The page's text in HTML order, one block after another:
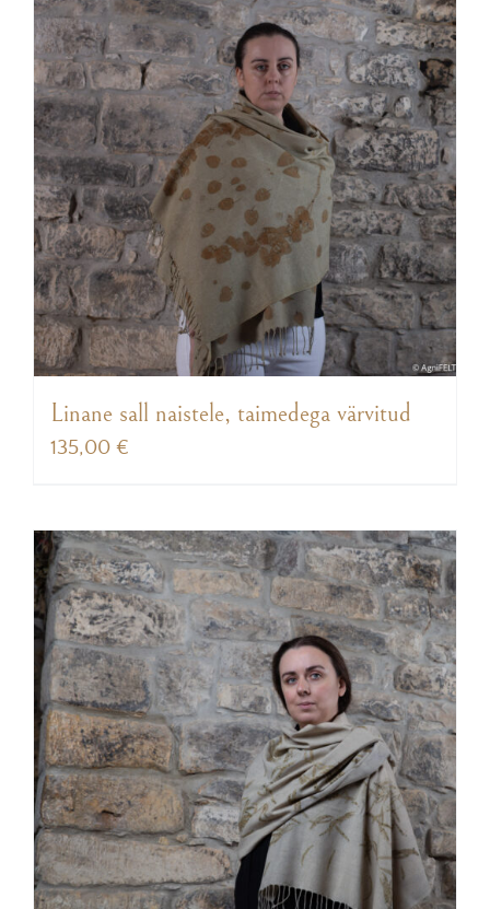
Linane sall naistele, taimedega värvitud
135,00 €